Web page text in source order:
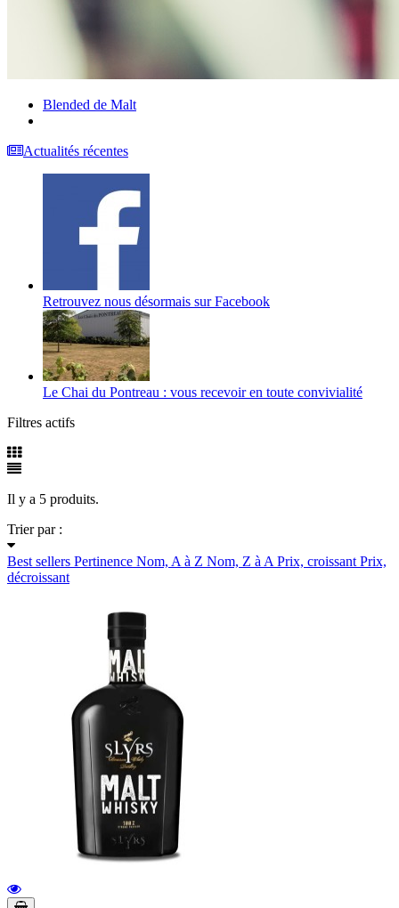
Blended de Malt
Actualités récentes
Retrouvez nous désormais sur Facebook
Le Chai du Pontreau : vous recevoir en toute convivialité
Filtres actifs
Il y a 5 produits.
Trier par :
Best sellers Pertinence Nom, A à Z Nom, Z à A Prix, croissant Prix,
décroissant